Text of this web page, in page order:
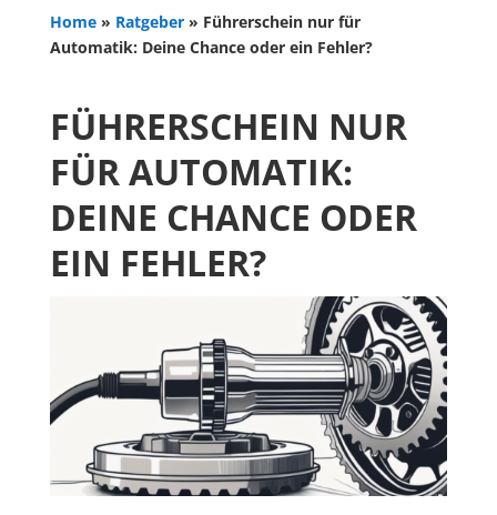
Home» Ratgeber» Führerschein nur für
Automatik: Deine Chance oder ein Fehler?
FÜHRERSCHEIN NUR
FÜR AUTOMATIK:
DEINE CHANCE ODER
EIN FEHLER?